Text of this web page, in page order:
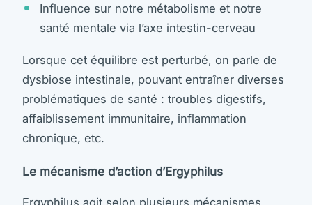
Influence sur notre métabolisme et notre
santé mentale via l’axe intestin-cerveau
Lorsque cet équilibre est perturbé, on parle de
dysbiose intestinale, pouvant entraîner diverses
problématiques de santé : troubles digestifs,
affaiblissement immunitaire, inflammation
chronique, etc.
Le mécanisme d’action d’Ergyphilus
Ergyphilus agit selon plusieurs mécanismes